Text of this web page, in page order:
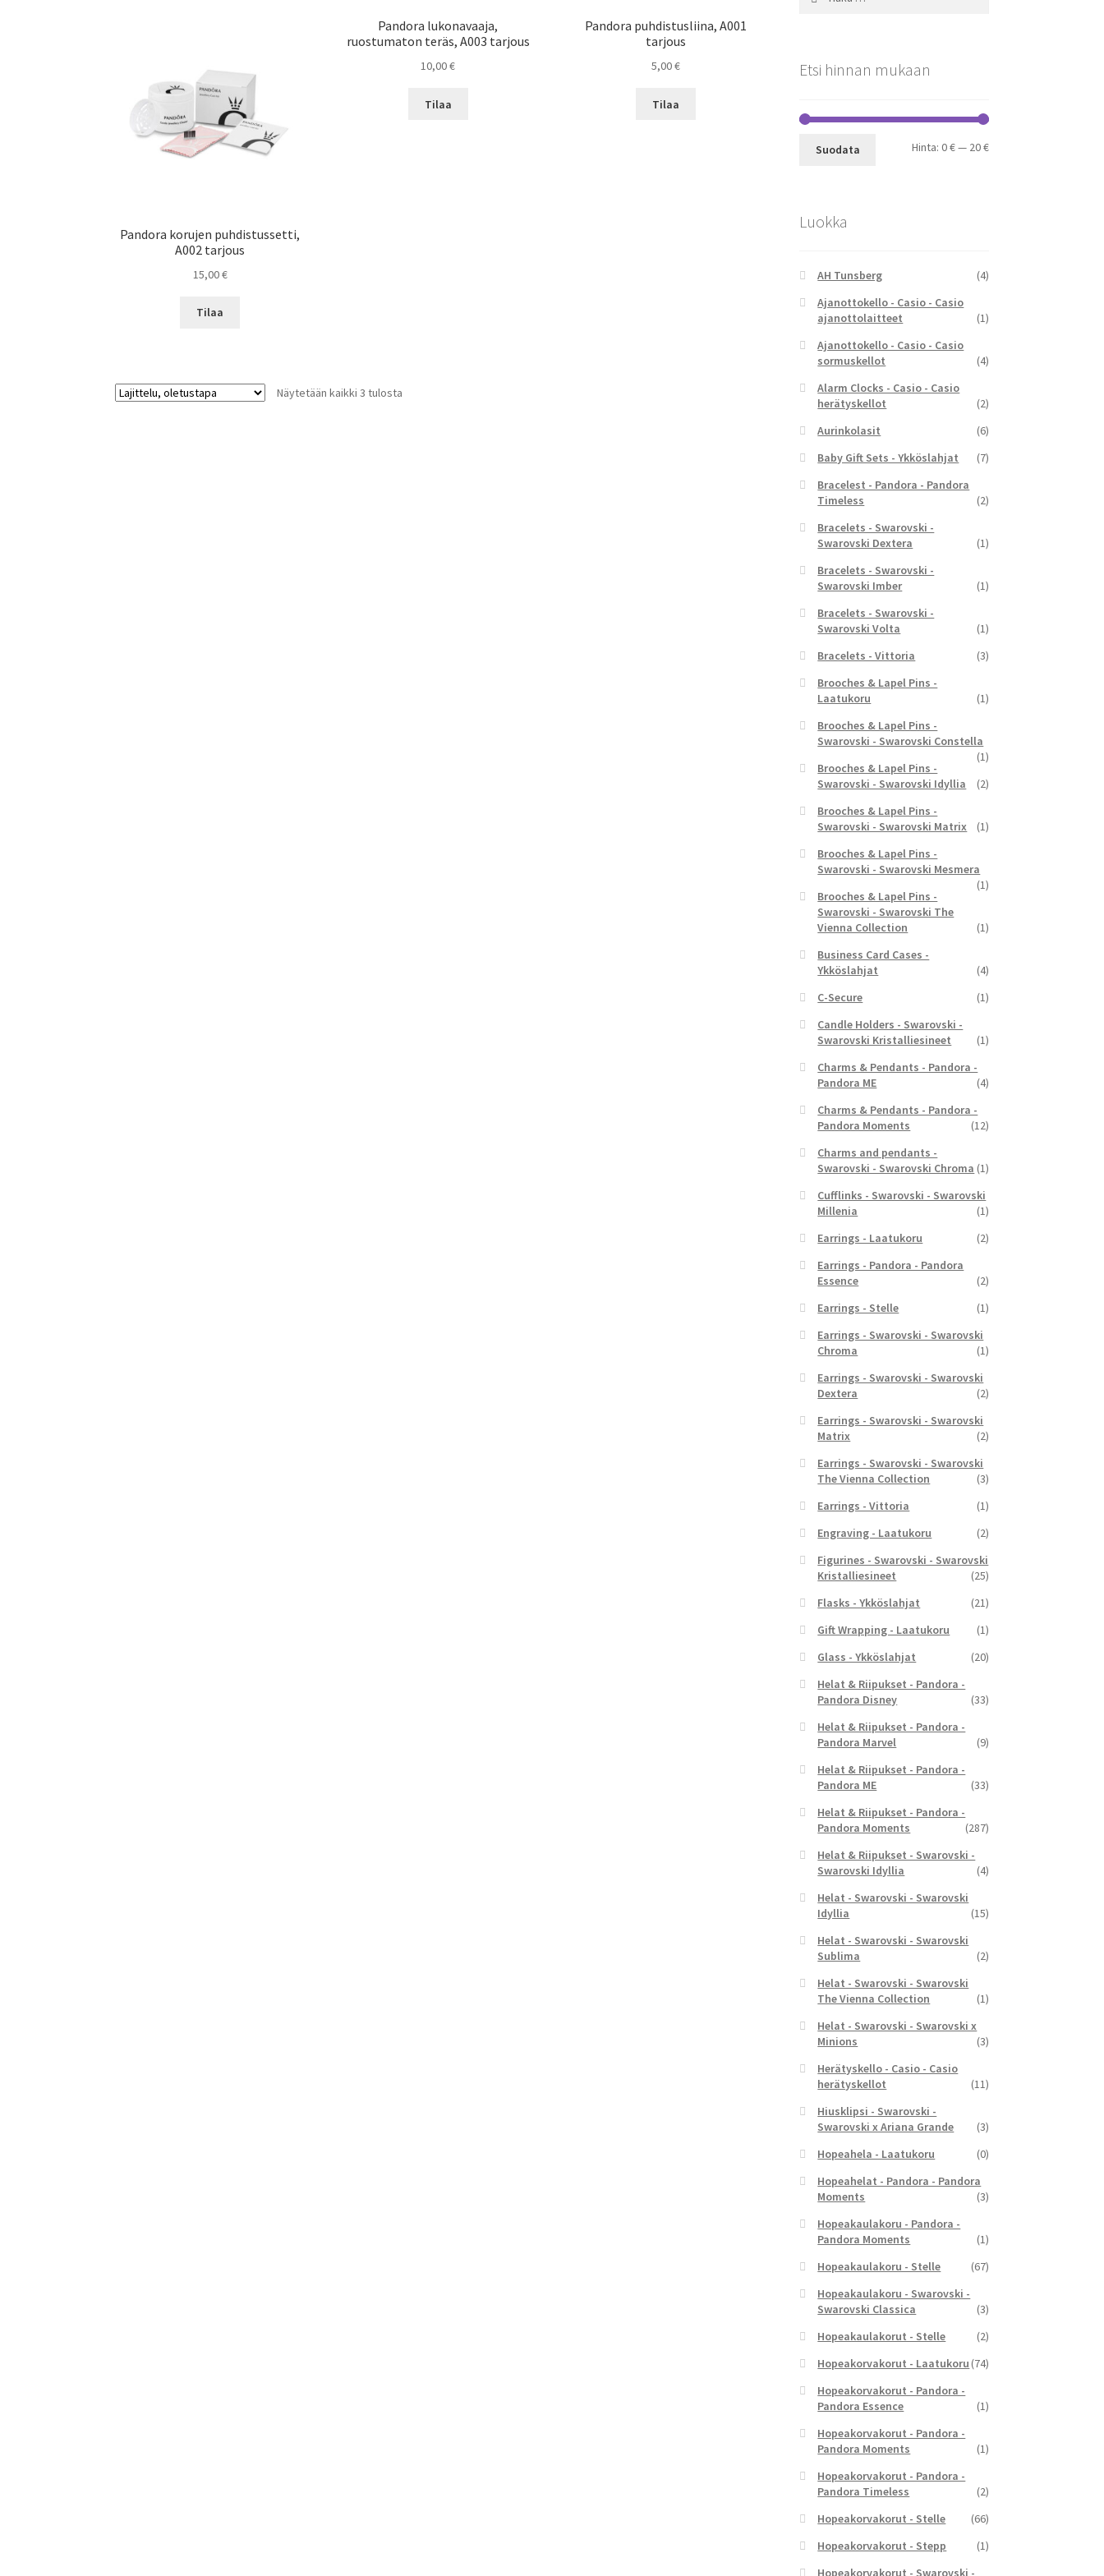
Pandora korujen puhdistussetti,
A002 tarjous
15,00€
Tilaa
Pandora lukonavaaja,
ruostumaton teräs, A003 tarjous
10,00€
Tilaa
Pandora puhdistusliina, A001
tarjous
5,00€
Tilaa
Näytetään kaikki 3 tulosta
Etsi hinnan mukaan
Minimihinta
Maksimihinta
Suodata Hinta: 0 €— 20 €
Luokka
AH Tunsberg
(4)
Ajanottokello - Casio - Casio
ajanottolaitteet
(1)
Ajanottokello - Casio - Casio
sormuskellot
(4)
Alarm Clocks - Casio - Casio
herätyskellot
(2)
Aurinkolasit
(6)
Baby Gift Sets - Ykköslahjat
(7)
Bracelest - Pandora - Pandora
Timeless
(2)
Bracelets - Swarovski -
Swarovski Dextera
(1)
Bracelets - Swarovski -
Swarovski Imber
(1)
Bracelets - Swarovski -
Swarovski Volta
(1)
Bracelets - Vittoria
(3)
Brooches & Lapel Pins -
Laatukoru
(1)
Brooches & Lapel Pins -
Swarovski - Swarovski Constella
(1)
Brooches & Lapel Pins -
Swarovski - Swarovski Idyllia
(2)
Brooches & Lapel Pins -
Swarovski - Swarovski Matrix
(1)
Brooches & Lapel Pins -
Swarovski - Swarovski Mesmera
(1)
Brooches & Lapel Pins -
Swarovski - Swarovski The
Vienna Collection
(1)
Business Card Cases -
Ykköslahjat
(4)
C-Secure
(1)
Candle Holders - Swarovski -
Swarovski Kristalliesineet
(1)
Charms & Pendants - Pandora -
Pandora ME
(4)
Charms & Pendants - Pandora -
Pandora Moments
(12)
Charms and pendants -
Swarovski - Swarovski Chroma (1)
Cufflinks - Swarovski - Swarovski
Millenia
(1)
Earrings - Laatukoru
(2)
Earrings - Pandora - Pandora
Essence
(2)
Earrings - Stelle
(1)
Earrings - Swarovski - Swarovski
Chroma
(1)
Earrings - Swarovski - Swarovski
Dextera
(2)
Earrings - Swarovski - Swarovski
Matrix
(2)
Earrings - Swarovski - Swarovski
The Vienna Collection
(3)
Earrings - Vittoria
(1)
Engraving - Laatukoru
(2)
Figurines - Swarovski - Swarovski
Kristalliesineet
(25)
Flasks - Ykköslahjat
(21)
Gift Wrapping - Laatukoru
(1)
Glass - Ykköslahjat
(20)
Helat & Riipukset - Pandora -
Pandora Disney
(33)
Helat & Riipukset - Pandora -
Pandora Marvel
(9)
Helat & Riipukset - Pandora -
Pandora ME
(33)
Helat & Riipukset - Pandora -
Pandora Moments
(287)
Helat & Riipukset - Swarovski -
Swarovski Idyllia
(4)
Helat - Swarovski - Swarovski
Idyllia
(15)
Helat - Swarovski - Swarovski
Sublima
(2)
Helat - Swarovski - Swarovski
The Vienna Collection
(1)
Helat - Swarovski - Swarovski x
Minions
(3)
Herätyskello - Casio - Casio
herätyskellot
(11)
Hiusklipsi - Swarovski -
Swarovski x Ariana Grande
(3)
Hopeahela - Laatukoru
(0)
Hopeahelat - Pandora - Pandora
Moments
(3)
Hopeakaulakoru - Pandora -
Pandora Moments
(1)
Hopeakaulakoru - Stelle
(67)
Hopeakaulakoru - Swarovski -
Swarovski Classica
(3)
Hopeakaulakorut - Stelle
(2)
Hopeakorvakorut - Laatukoru (74)
Hopeakorvakorut - Pandora -
Pandora Essence
(1)
Hopeakorvakorut - Pandora -
Pandora Moments
(1)
Hopeakorvakorut - Pandora -
Pandora Timeless
(2)
Hopeakorvakorut - Stelle
(66)
Hopeakorvakorut - Stepp
(1)
Hopeakorvakorut - Swarovski -